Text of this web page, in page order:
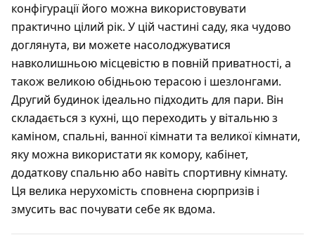
конфігурації його можна використовувати
практично цілий рік. У цій частині саду, яка чудово
доглянута, ви можете насолоджуватися
навколишньою місцевістю в повній приватності, а
також великою обідньою терасою і шезлонгами.
Другий будинок ідеально підходить для пари. Він
складається з кухні, що переходить у вітальню з
каміном, спальні, ванної кімнати та великої кімнати,
яку можна використати як комору, кабінет,
додаткову спальню або навіть спортивну кімнату.
Ця велика нерухомість сповнена сюрпризів і
змусить вас почувати себе як вдома.